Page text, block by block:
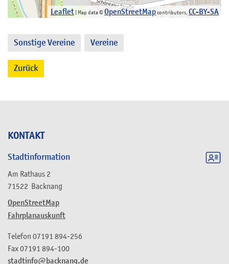
KONTAKT
Stadtinformation
Am Rathaus 2
71522 Backnang
OpenStreetMap
Fahrplanauskunft
stadtinfo@backnang.de
Telefon 07191 894-256
Fax07191 894-100
Leaflet | Map data ©OpenStreetMapcontributors, CC-BY-SA
Sonstige Vereine Vereine
Zurück